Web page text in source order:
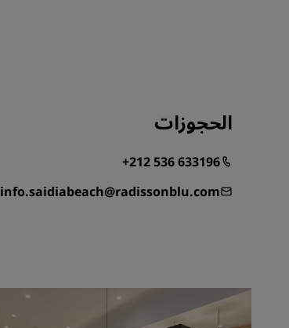
الحجوزات
+212 536 633196
info.saidiabeach@radissonblu.com